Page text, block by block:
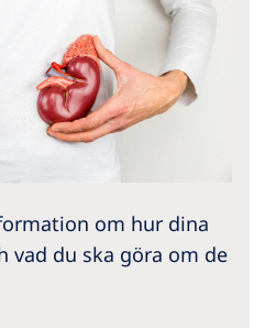
om hur dina
vad du ska göra om de